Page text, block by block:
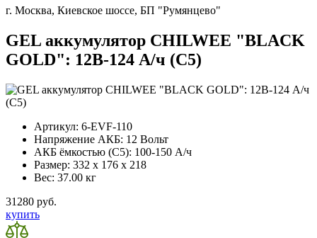
г. Москва, Киевское шоссе, БП "Румянцево"
GEL аккумулятор CHILWEE "BLACK
GOLD": 12В-124 А/ч (С5)
Артикул: 6-EVF-110
Напряжение АКБ: 12 Вольт
АКБ ёмкостью (С5): 100-150 А/ч
Размер: 332 x 176 x 218
Вес: 37.00 кг
31280 руб.
купить